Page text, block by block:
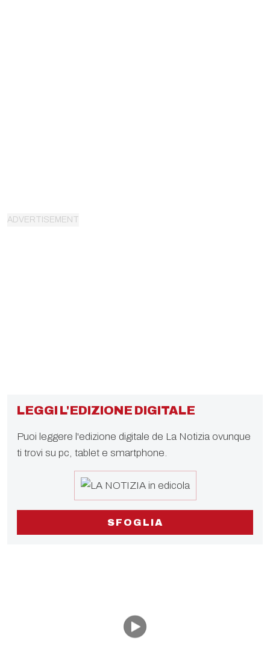
LEGGI L'EDIZIONE DIGITALE
Puoi leggere l'edizione digitale de La Notizia ovunque
ti trovi su pc, tablet e smartphone.
SFOGLIA